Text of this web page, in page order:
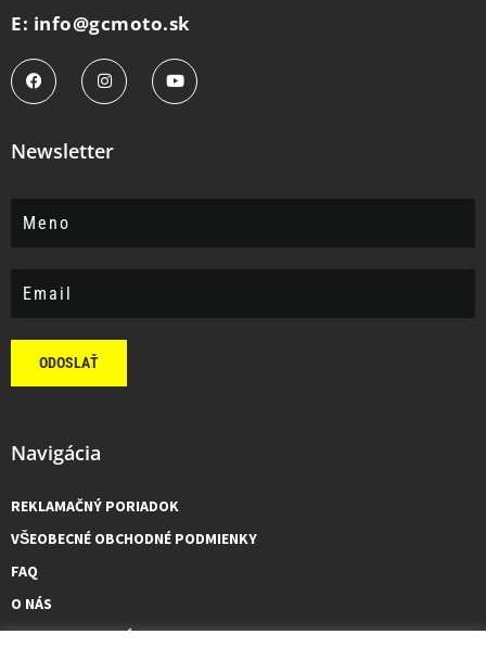
E: info@gcmoto.sk
Newsletter
ODOSLAŤ
Navigácia
REKLAMAČNÝ PORIADOK
VŠEOBECNÉ OBCHODNÉ PODMIENKY
FAQ
O NÁS
KONTAKTUJTE NÁS